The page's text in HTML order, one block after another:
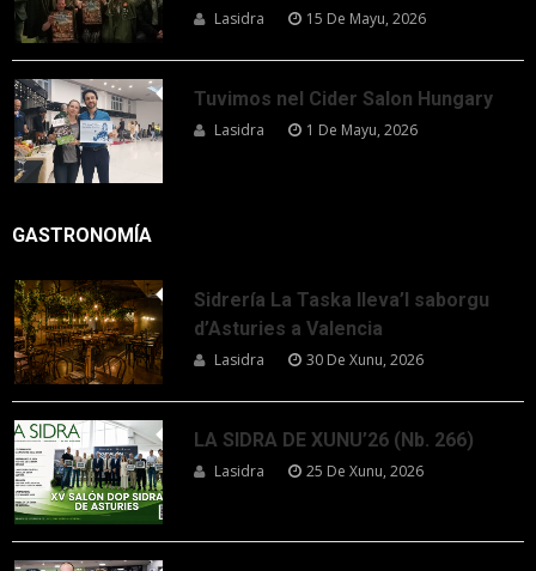
Lasidra 15 De Mayu, 2026
Tuvimos nel Cider Salon Hungary
Lasidra 1 De Mayu, 2026
GASTRONOMÍA
Sidrería La Taska lleva’l saborgu
d’Asturies a Valencia
Lasidra 30 De Xunu, 2026
LA SIDRA DE XUNU’26 (Nb. 266)
Lasidra 25 De Xunu, 2026